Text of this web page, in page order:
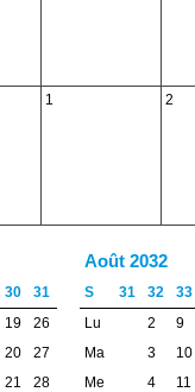
1 2
30
31
19
26
20
27
21
28
Août 2032
S 31 32
33
Lu
2
9
Ma
3
10
Me
4
11